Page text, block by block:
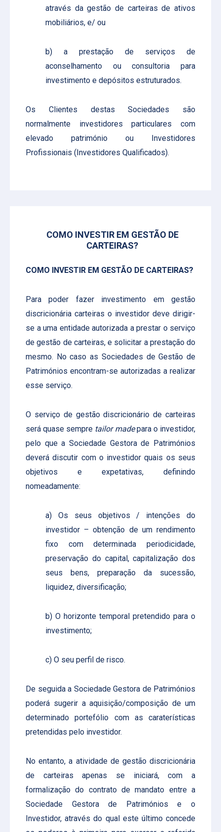
através da gestão de carteiras de ativos
mobiliários, e/ ou
b) a prestação de serviços de
aconselhamento ou consultoria para
investimento e depósitos estruturados.
Os Clientes destas Sociedades são
normalmente investidores particulares com
elevado património ou Investidores
Profissionais (Investidores Qualificados).
COMO INVESTIR EM GESTÃO DE
CARTEIRAS?
COMO INVESTIR EM GESTÃO DE CARTEIRAS?
Para poder fazer investimento em gestão
discricionária carteiras o investidor deve dirigir-
se a uma entidade autorizada a prestar o serviço
de gestão de carteiras, e solicitar a prestação do
mesmo. No caso as Sociedades de Gestão de
Patrimónios encontram-se autorizadas a realizar
esse serviço.
O serviço de gestão discricionário de carteiras
será quase sempre tailor madepara o investidor,
pelo que a Sociedade Gestora de Patrimónios
deverá discutir com o investidor quais os seus
objetivos e expetativas, definindo
nomeadamente:
a) Os seus objetivos / intenções do
investidor – obtenção de um rendimento
fixo com determinada periodicidade,
preservação do capital, capitalização dos
seus bens, preparação da sucessão,
liquidez, diversificação;
b) O horizonte temporal pretendido para o
investimento;
c) O seu perfil de risco.
De seguida a Sociedade Gestora de Patrimónios
poderá sugerir a aquisição/composição de um
determinado portefólio com as caraterísticas
pretendidas pelo investidor.
No entanto, a atividade de gestão discricionária
de carteiras apenas se iniciará, com a
formalização do contrato de mandato entre a
Sociedade Gestora de Patrimónios e o
Investidor, através do qual este último concede